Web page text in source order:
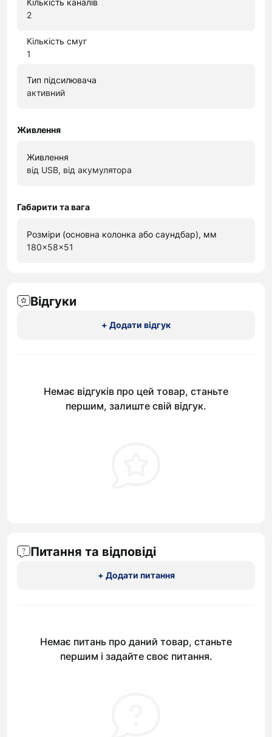
Кількість каналів
2
Кількість смуг
1
Тип підсилювача
активний
Живлення
Живлення
від USB, від акумулятора
Габарити та вага
Розміри (основна колонка або саундбар), мм
180x58x51
Відгуки
+ Додати відгук
Немає відгуків про цей товар, станьте
першим, залиште свій відгук.
Питання та відповіді
+ Додати питання
Немає питань про даний товар, станьте
першим і задайте своє питання.